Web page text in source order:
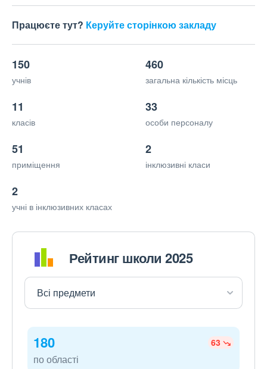
Працюєте тут? Керуйте сторінкою закладу
150
учнів
460
загальна кількість місць
11
класів
33
особи персоналу
51
приміщення
2
інклюзивні класи
2
учні в інклюзивних класах
Рейтинг школи 2025
180 63
по області